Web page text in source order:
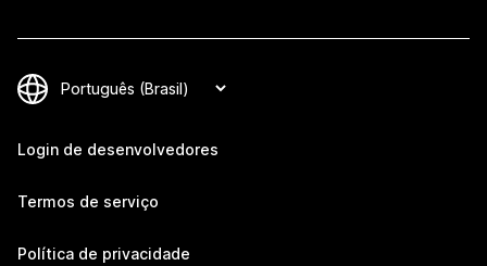
Login de desenvolvedores
Termos de serviço
Política de privacidade